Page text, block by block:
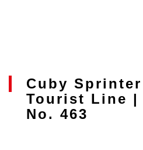
Cuby Sprinter
Tourist Line |
No. 463